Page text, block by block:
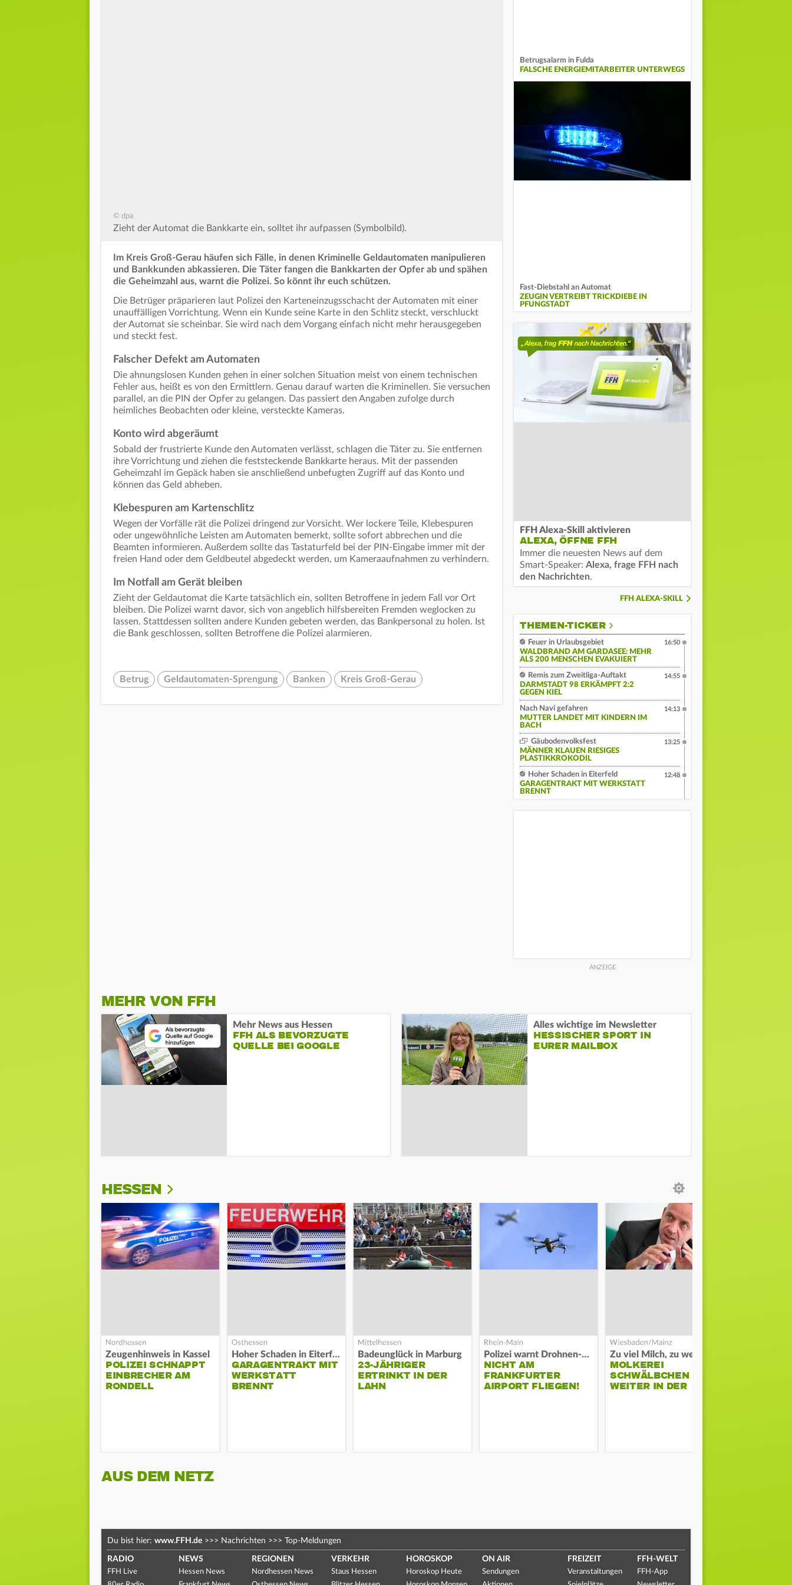
© dpa
Zieht der Automat die Bankkarte ein, solltet ihr aufpassen (Symbolbild).
Im Kreis Groß-Gerau häufen sich Fälle, in denen Kriminelle Geldautomaten manipulieren
und Bankkunden abkassieren. Die Täter fangen die Bankkarten der Opfer ab und spähen
die Geheimzahl aus, warnt die Polizei. So könnt ihr euch schützen.
Die Betrüger präparieren laut Polizei den Karteneinzugsschacht der Automaten mit einer
unauffälligen Vorrichtung. Wenn ein Kunde seine Karte in den Schlitz steckt, verschluckt
der Automat sie scheinbar. Sie wird nach dem Vorgang einfach nicht mehr herausgegeben
und steckt fest.
Falscher Defekt am Automaten
Die ahnungslosen Kunden gehen in einer solchen Situation meist von einem technischen
Fehler aus, heißt es von den Ermittlern. Genau darauf warten die Kriminellen. Sie versuchen
parallel, an die PIN der Opfer zu gelangen. Das passiert den Angaben zufolge durch
heimliches Beobachten oder kleine, versteckte Kameras.
Konto wird abgeräumt
Sobald der frustrierte Kunde den Automaten verlässt, schlagen die Täter zu. Sie entfernen
ihre Vorrichtung und ziehen die feststeckende Bankkarte heraus. Mit der passenden
Geheimzahl im Gepäck haben sie anschließend unbefugten Zugriff auf das Konto und
können das Geld abheben.
Klebespuren am Kartenschlitz
Wegen der Vorfälle rät die Polizei dringend zur Vorsicht. Wer lockere Teile, Klebespuren
oder ungewöhnliche Leisten am Automaten bemerkt, sollte sofort abbrechen und die
Beamten informieren. Außerdem sollte das Tastaturfeld bei der PIN-Eingabe immer mit der
freien Hand oder dem Geldbeutel abgedeckt werden, um Kameraaufnahmen zu verhindern.
Im Notfall am Gerät bleiben
Zieht der Geldautomat die Karte tatsächlich ein, sollten Betroffene in jedem Fall vor Ort
bleiben. Die Polizei warnt davor, sich von angeblich hilfsbereiten Fremden weglocken zu
lassen. Stattdessen sollten andere Kunden gebeten werden, das Bankpersonal zu holen. Ist
die Bank geschlossen, sollten Betroffene die Polizei alarmieren.
Betrug Geldautomaten-Sprengung Banken Kreis Groß-Gerau
Betrugsalarm in Fulda
FALSCHE ENERGIEMITARBEITER UNTERWEGS
Fast-Diebstahl an Automat
ZEUGIN VERTREIBT TRICKDIEBE IN
PFUNGSTADT
FFH Alexa-Skill aktivieren
ALEXA, ÖFFNE FFH
Immer die neuesten News auf dem
Smart-Speaker: Alexa, frage FFH nach
den Nachrichten.
FFH ALEXA-SKILL
THEMEN-TICKER
Feuer in Urlaubsgebiet
WALDBRAND AM GARDASEE: MEHR
ALS 200 MENSCHEN EVAKUIERT
16:50
Remis zum Zweitliga-Auftakt
DARMSTADT 98 ERKÄMPFT 2:2
GEGEN KIEL
14:55
Nach Navi gefahren
MUTTER LANDET MIT KINDERN IM
BACH
14:13
Gäubodenvolksfest
MÄNNER KLAUEN RIESIGES
PLASTIKKROKODIL
13:25
Hoher Schaden in Eiterfeld
GARAGENTRAKT MIT WERKSTATT
BRENNT
12:48
MEHR VON FFH
Mehr News aus Hessen
FFH ALS BEVORZUGTE
QUELLE BEI GOOGLE
Alles wichtige im Newsletter
HESSISCHER SPORT IN
EURER MAILBOX
HESSEN
Zeugenhinweis in Kassel
POLIZEI SCHNAPPT
EINBRECHER AM
RONDELL
Hoher Schaden in Eiterfeld
GARAGENTRAKT MIT
WERKSTATT
BRENNT
Badeunglück in Marburg
23-JÄHRIGER
ERTRINKT IN DER
LAHN
Polizei warnt Drohnen-Besitzer
NICHT AM
FRANKFURTER
AIRPORT FLIEGEN!
MOLKEREI
SCHWÄLBCHEN
WEITER IN DER
AUS DEM NETZ
Du bist hier: www.FFH.de >>> Nachrichten >>> Top-Meldungen
RADIO
FFH Live
NEWS
Hessen News
REGIONEN
Nordhessen News
VERKEHR
Staus Hessen
HOROSKOP
Horoskop Heute
ON AIR
Sendungen
FREIZEIT
Veranstaltungen
FFH-WELT
FFH-App